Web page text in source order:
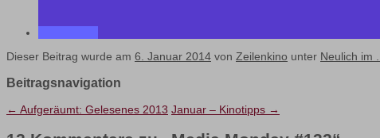
Dieser Beitrag wurde am 6. Januar 2014 von Zeilenkino unter Neulich im ...
Beitragsnavigation
← Aufgeräumt: Gelesenes 2013 Januar – Kinotipps →